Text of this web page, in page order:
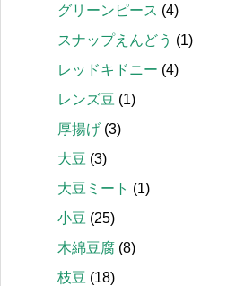
グリーンピース (4)
スナップえんどう (1)
レッドキドニー (4)
レンズ豆 (1)
厚揚げ (3)
大豆 (3)
大豆ミート (1)
小豆 (25)
木綿豆腐 (8)
枝豆 (18)